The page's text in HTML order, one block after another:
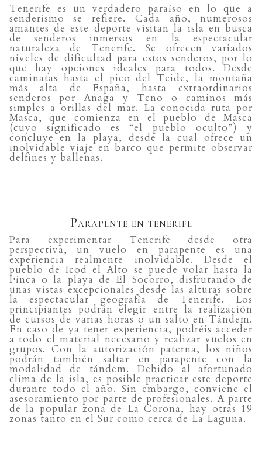
Tenerife es un verdadero paraíso en lo que a
senderismo se refiere. Cada año, numerosos
amantes de este deporte visitan la isla en busca
de senderos inmersos en la espectacular
naturaleza de Tenerife. Se ofrecen variados
niveles de dificultad para estos senderos, por lo
que hay opciones ideales para todos. Desde
caminatas hasta el pico del Teide, la montaña
más alta de España, hasta extraordinarios
senderos por Anaga y Teno o caminos más
simples a orillas del mar. La conocida ruta por
Masca, que comienza en el pueblo de Masca
(cuyo significado es “el pueblo oculto”) y
concluye en la playa, desde la cual ofrece un
inolvidable viaje en barco que permite observar
delfines y ballenas.
Parapente en tenerife
Para experimentar Tenerife desde otra
perspectiva, un vuelo en parapente es una
experiencia realmente inolvidable. Desde el
pueblo de Icod el Alto se puede volar hasta la
Finca o la playa de El Socorro, disfrutando de
unas vistas excepcionales desde las alturas sobre
la espectacular geografía de Tenerife. Los
principiantes podrán elegir entre la realización
de cursos de varias horas o un salto en Tándem.
En caso de ya tener experiencia, podréis acceder
a todo el material necesario y realizar vuelos en
grupos. Con la autorización paterna, los niños
podrán también saltar en parapente con la
modalidad de tándem. Debido al afortunado
clima de la isla, es posible practicar este deporte
durante todo el año. Sin embargo, conviene el
asesoramiento por parte de profesionales. A parte
de la popular zona de La Corona, hay otras 19
zonas tanto en el Sur como cerca de La Laguna.